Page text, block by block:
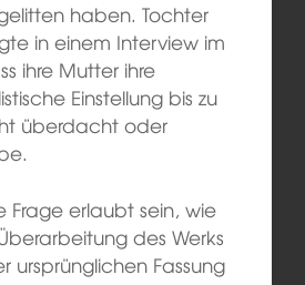
haben. Tochter
in einem Interview im
ihre Mutter ihre
Einstellung bis zu
überdacht oder
Frage erlaubt sein, wie
des Werks
ursprünglichen Fassung